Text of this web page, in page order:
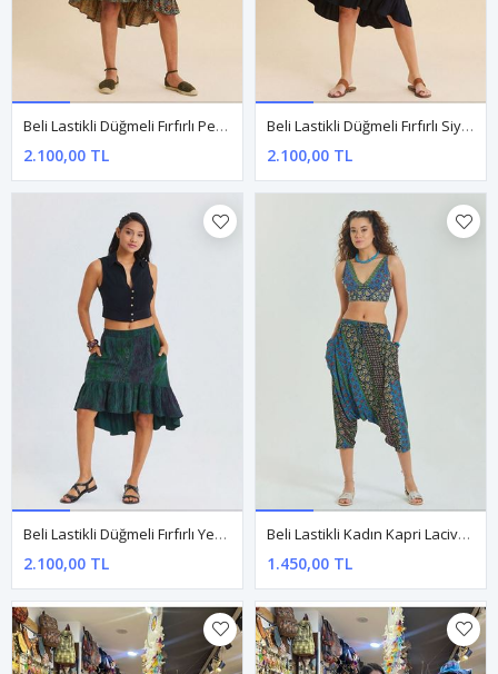
Beli Lastikli Düğmeli Fırfırlı Petrol Çiçekli Etek
2.100,00 TL
Beli Lastikli Düğmeli Fırfırlı Siyah Asimetrik Etek
2.100,00 TL
Beli Lastikli Düğmeli Fırfırlı Yeşil Asimetrik Ete
2.100,00 TL
Beli Lastikli Kadın Kapri Lacivert Çiçekli Şalvar
1.450,00 TL